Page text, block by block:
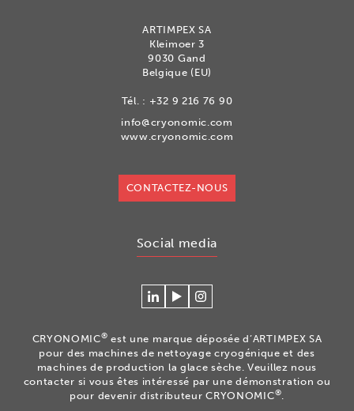
ARTIMPEX SA
Kleimoer 3
9030 Gand
Belgique (EU)
Tél. : +32 9 216 76 90
info@cryonomic.com
www.cryonomic.com
CONTACTEZ-NOUS
Social media
Se
Cryonomic
sur
Linkedin
Regardez
vidéos
sur
la
chaîne
Youtube
Volg
op
Instagram
CRYONOMIC® est une marque déposée d’ARTIMPEX SA
pour des machines de nettoyage cryogénique et des
machines de production la glace sèche. Veuillez nous
contacter si vous êtes intéressé par une démonstration ou
pour devenir distributeur CRYONOMIC®.